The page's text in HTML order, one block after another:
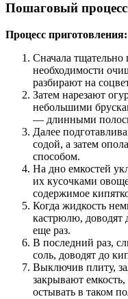
Пошаговый
Процесс приготовления:
Сначала
необходимости
разбирают на
Затем нарезают
небольшими
— длинными
Далее
содой, а затем
способом.
На дно емкостей
их кусочками
содержимое
Когда жидкость
кастрюлю, доводят
еще раз.
В последний раз,
соль, доводят до
Выключив плиту,
закрывают
остывать в таком